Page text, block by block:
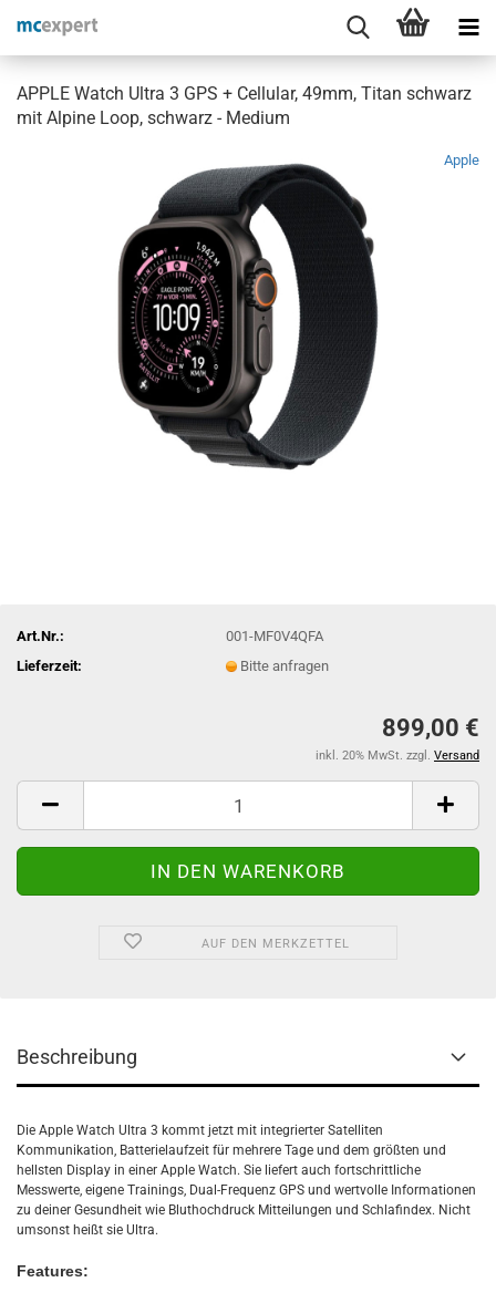
APPLE Watch Ultra 3 GPS + Cellular, 49mm, Titan schwarz
mit Alpine Loop, schwarz - Medium
Apple
Art.Nr.:
001-MF0V4QFA
Lieferzeit:
Bitte anfragen
899,00 €
inkl. 20% MwSt. zzgl. Versand
AUF DEN MERKZETTEL
Beschreibung
Die Apple Watch Ultra 3 kommt jetzt mit integrierter Satelliten
Kommunikation, Batterielaufzeit für mehrere Tage und dem größten und
hellsten Display in einer Apple Watch. Sie liefert auch fortschrittliche
Messwerte, eigene Trainings, Dual-Frequenz GPS und wertvolle Informationen
zu deiner Gesundheit wie Bluthochdruck Mitteilungen und Schlafindex. Nicht
umsonst heißt sie Ultra.
Features: